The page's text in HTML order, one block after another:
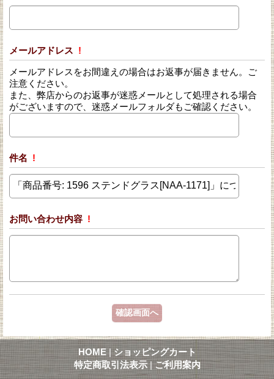
メールアドレス !
メールアドレスをお間違えの場合はお返事が届きません。ご
注意ください。
また、弊店からのお返事が迷惑メールとして処理される場合
がございますので、迷惑メールフォルダもご確認ください。
件名 !
お問い合わせ内容 !
HOME | ショッピングカート
特定商取引法表示 | ご利用案内